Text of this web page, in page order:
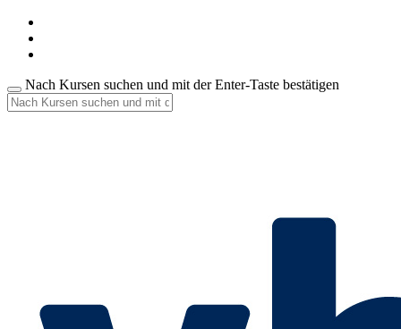
Nach Kursen suchen und mit der Enter-Taste bestätigen